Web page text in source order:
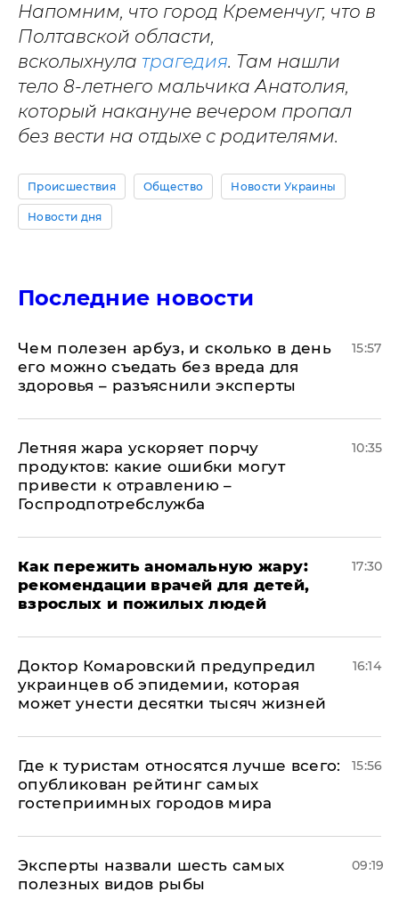
Напомним, что город Кременчуг, что в
Полтавской области,
всколыхнула трагедия. Там нашли
тело 8-летнего мальчика Анатолия,
который накануне вечером пропал
без вести на отдыхе с родителями.
Происшествия Общество Новости Украины
Новости дня
Последние новости
Чем полезен арбуз, и сколько в день
его можно съедать без вреда для
здоровья – разъяснили эксперты
15:57
Летняя жара ускоряет порчу
продуктов: какие ошибки могут
привести к отравлению –
Госпродпотребслужба
10:35
Как пережить аномальную жару:
рекомендации врачей для детей,
взрослых и пожилых людей
17:30
Доктор Комаровский предупредил
украинцев об эпидемии, которая
может унести десятки тысяч жизней
16:14
Где к туристам относятся лучше всего:
опубликован рейтинг самых
гостеприимных городов мира
15:56
Эксперты назвали шесть самых
полезных видов рыбы
09:19